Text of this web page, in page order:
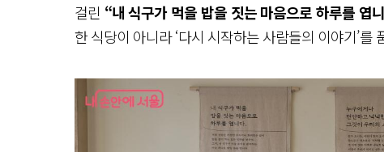
걸린 “내 식구가 먹을 밥을 짓는 마음으로 하루를 엽
한 식당이 아니라 ‘다시 시작하는 사람들의 이야기’를